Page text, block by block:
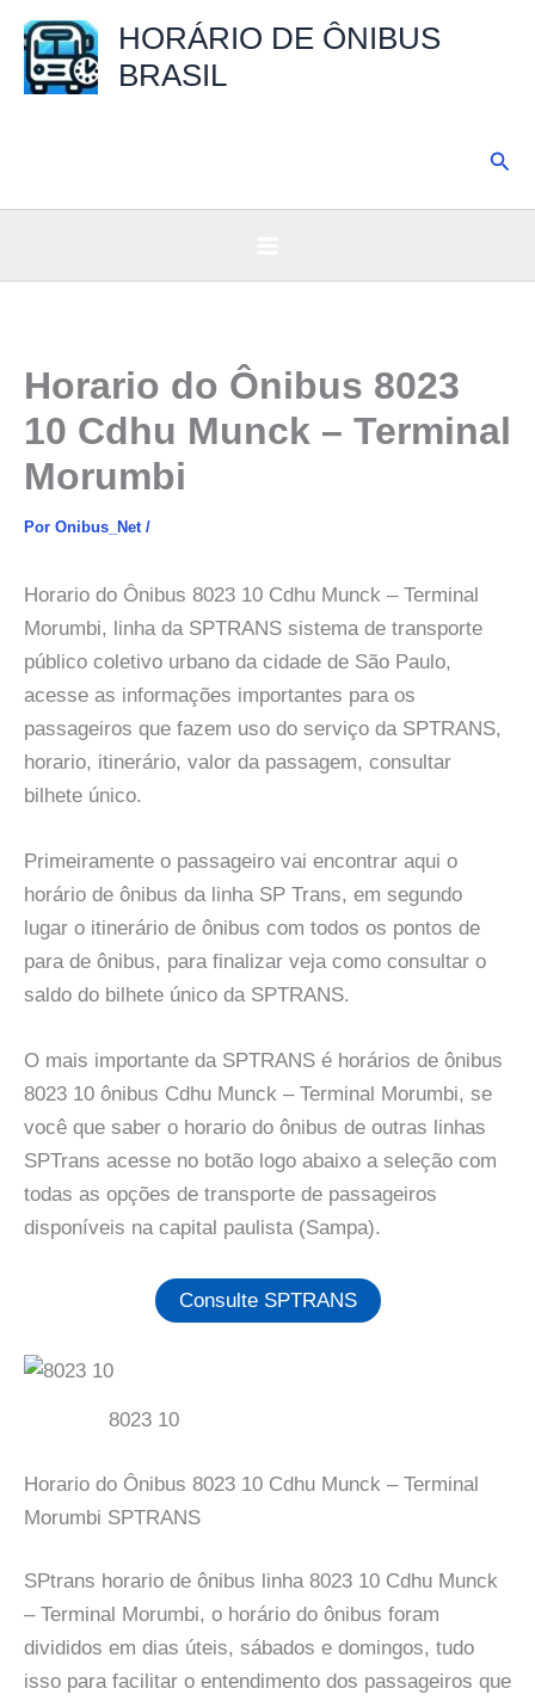
para
HORÁRIO DE ÔNIBUS
BRASIL
Horario do Ônibus 8023
10 Cdhu Munck – Terminal
Morumbi
Por Onibus_Net /
Horario do Ônibus 8023 10 Cdhu Munck – Terminal
Morumbi, linha da SPTRANS sistema de transporte
público coletivo urbano da cidade de São Paulo,
acesse as informações importantes para os
passageiros que fazem uso do serviço da SPTRANS,
horario, itinerário, valor da passagem, consultar
bilhete único.
Primeiramente o passageiro vai encontrar aqui o
horário de ônibus da linha SP Trans, em segundo
lugar o itinerário de ônibus com todos os pontos de
para de ônibus, para finalizar veja como consultar o
saldo do bilhete único da SPTRANS.
O mais importante da SPTRANS é horários de ônibus
8023 10 ônibus Cdhu Munck – Terminal Morumbi, se
você que saber o horario do ônibus de outras linhas
SPTrans acesse no botão logo abaixo a seleção com
todas as opções de transporte de passageiros
disponíveis na capital paulista (Sampa).
Consulte SPTRANS
8023 10
Horario do Ônibus 8023 10 Cdhu Munck – Terminal
Morumbi SPTRANS
SPtrans horario de ônibus linha 8023 10 Cdhu Munck
– Terminal Morumbi, o horário do ônibus foram
divididos em dias úteis, sábados e domingos, tudo
isso para facilitar o entendimento dos passageiros que